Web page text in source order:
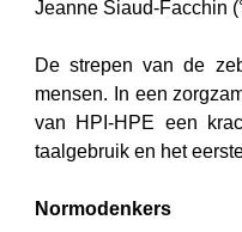
Jeanne Siaud-Facchin
De strepen van de
mensen. In een
van HPI-HPE een
taalgebruik en het
Normodenkers